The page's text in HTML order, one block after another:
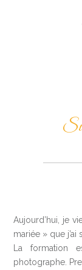
Aujourd’hui, je
mariée » que j’ai
La formation
photographe.